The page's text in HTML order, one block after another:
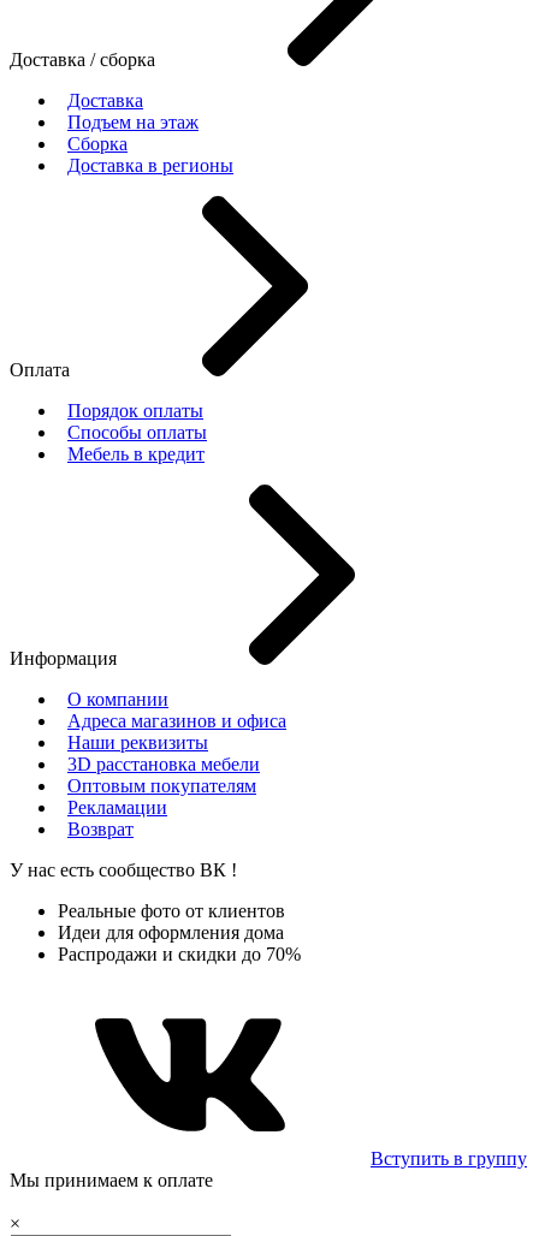
Доставка / сборка
Доставка
Подъем на этаж
Сборка
Доставка в регионы
Оплата
Порядок оплаты
Способы оплаты
Мебель в кредит
Информация
О компании
Адреса магазинов и офиса
Наши реквизиты
3D расстановка мебели
Оптовым покупателям
Рекламации
Возврат
У нас есть сообщество ВК !
Реальные фото от клиентов
Идеи для оформления дома
Распродажи и скидки до 70%
Вступить в группу
Мы принимаем к оплате
×